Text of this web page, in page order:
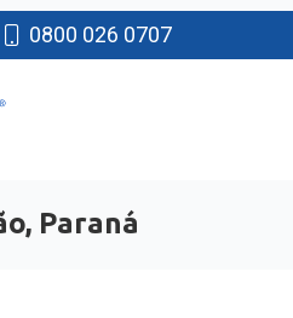
0800 026 0707
Paraná